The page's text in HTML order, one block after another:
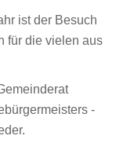
ist der Besuch
für die vielen aus
-